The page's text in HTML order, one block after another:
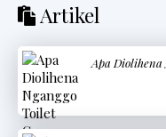
Artikel
Apa Diolihena